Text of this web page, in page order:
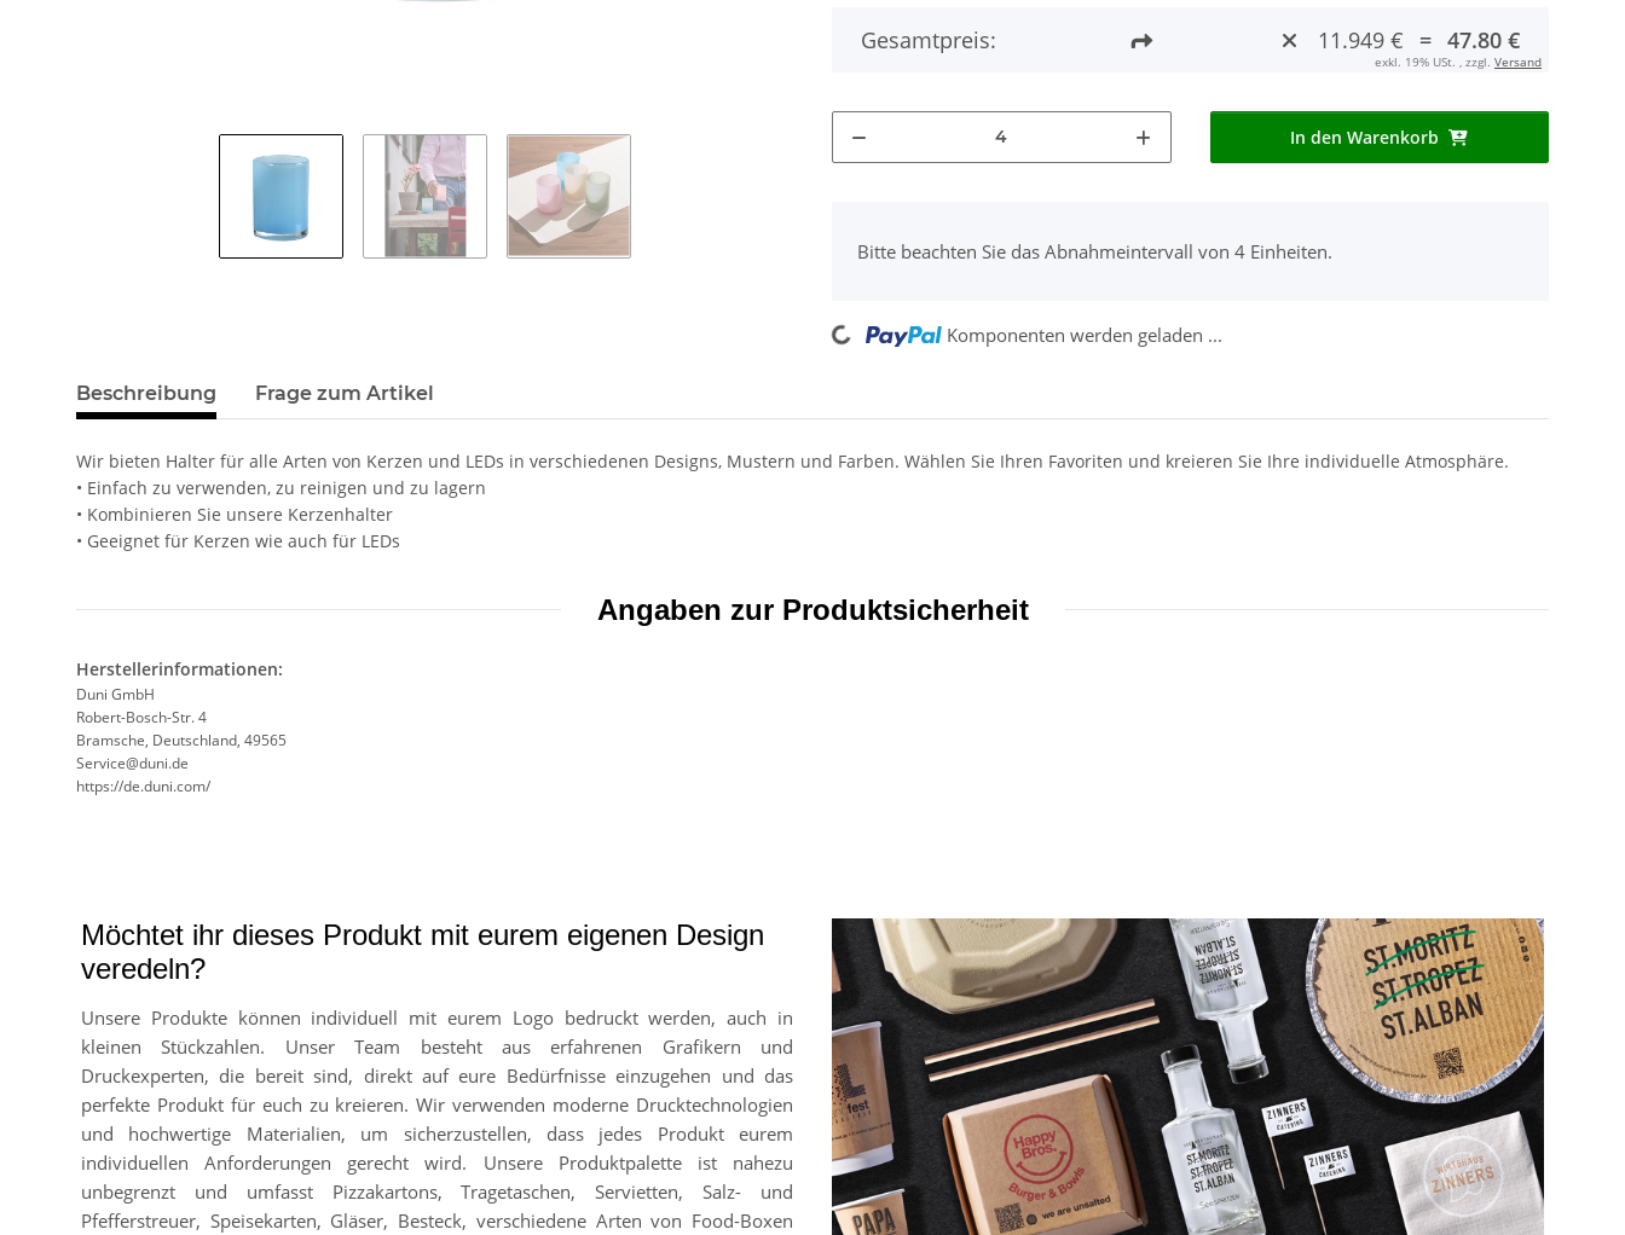
Gesamtpreis: 11.949 € = 47.80 €
exkl. 19% USt. , zzgl. Versand
In den Warenkorb
Bitte beachten Sie das Abnahmeintervall von 4 Einheiten.
Loading... Komponenten werden geladen ...
Beschreibung Frage zum Artikel
Wir bieten Halter für alle Arten von Kerzen und LEDs in verschiedenen Designs, Mustern und Farben. Wählen Sie Ihren Favoriten und kreieren Sie Ihre individuelle Atmosphäre.
• Einfach zu verwenden, zu reinigen und zu lagern
• Kombinieren Sie unsere Kerzenhalter
• Geeignet für Kerzen wie auch für LEDs
Angaben zur Produktsicherheit
Herstellerinformationen:
Duni GmbH
Robert-Bosch-Str. 4
Bramsche, Deutschland, 49565
Service@duni.de
https://de.duni.com/
Möchtet ihr dieses Produkt mit eurem eigenen Design
veredeln?
Unsere Produkte können individuell mit eurem Logo bedruckt werden, auch in
kleinen Stückzahlen. Unser Team besteht aus erfahrenen Grafikern und
Druckexperten, die bereit sind, direkt auf eure Bedürfnisse einzugehen und das
perfekte Produkt für euch zu kreieren. Wir verwenden moderne Drucktechnologien
und hochwertige Materialien, um sicherzustellen, dass jedes Produkt eurem
individuellen Anforderungen gerecht wird. Unsere Produktpalette ist nahezu
unbegrenzt und umfasst Pizzakartons, Tragetaschen, Servietten, Salz- und
Pfefferstreuer, Speisekarten, Gläser, Besteck, verschiedene Arten von Food-Boxen